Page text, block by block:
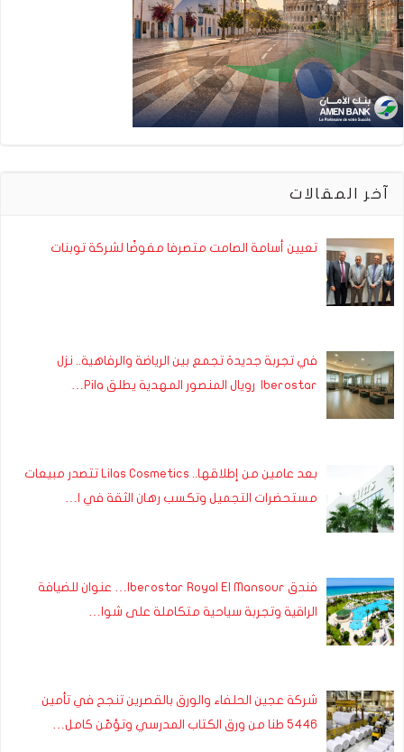
آخر المقالات
تعيين أسامة الصامت متصرفا مفوضًا لشركة توبنات
في تجربة جديدة تجمع بين الرياضة والرفاهية.. نزل
Iberostar رويال المنصور المهدية يطلق Pila…
بعد عامين من إطلاقها.. Lilas Cosmetics تتصدر مبيعات
مستحضرات التجميل وتكسب رهان الثقة في ا…
فندق Iberostar Royal El Mansour… عنوان للضيافة
الراقية وتجربة سياحية متكاملة على شوا…
شركة عجين الحلفاء والورق بالقصرين تنجح في تأمين
5446 طنا من ورق الكتاب المدرسي وتؤمّن كامل…